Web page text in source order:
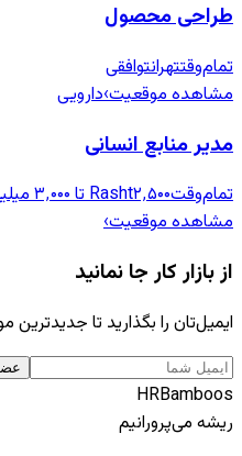
طراحی محصول
تمام‌وقتتهرانتوافقی
مشاهده موقعیت›دارویی
مدیر منابع انسانی
تمام‌وقت Rasht۲٬۵۰۰ تا ۳٬۰۰۰ میلیون تومان (سالانه)
مشاهده موقعیت›
از بازار کار جا نمانید
ایمیل‌تان را بگذارید تا
HRBamboos
ریشه می‌پرورانیم